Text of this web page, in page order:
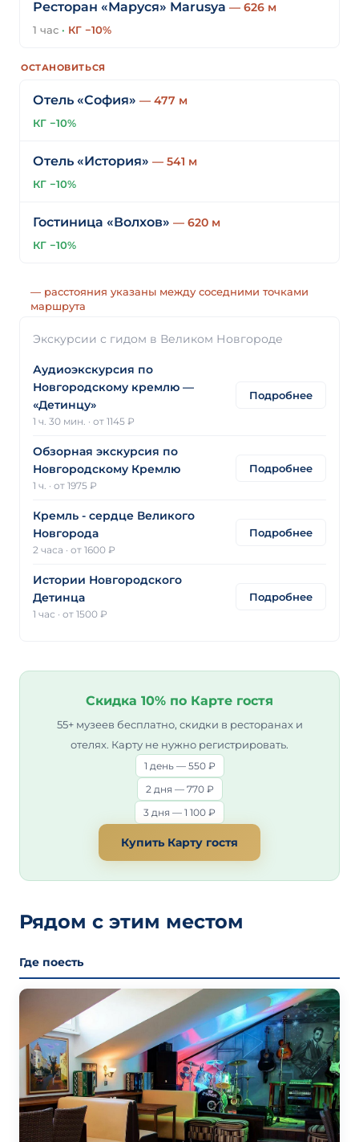
Ресторан «Маруся» Marusya — 626 м
1 час · КГ −10%
ОСТАНОВИТЬСЯ
Отель «София» — 477 м
КГ −10%
Отель «История» — 541 м
КГ −10%
Гостиница «Волхов» — 620 м
КГ −10%
— расстояния указаны между соседними точками
маршрута
Экскурсии с гидом в Великом Новгороде
Аудиоэкскурсия по
Новгородскому кремлю —
«Детинцу»
1 ч. 30 мин. · от 1145 ₽
Подробнее
Обзорная экскурсия по
Новгородскому Кремлю
1 ч. · от 1975 ₽
Подробнее
Кремль - сердце Великого
Новгорода
2 часа · от 1600 ₽
Подробнее
Истории Новгородского
Детинца
1 час · от 1500 ₽
Подробнее
Скидка 10% по Карте гостя
55+ музеев бесплатно, скидки в ресторанах и
отелях. Карту не нужно регистрировать.
1 день — 550 ₽
2 дня — 770 ₽
3 дня — 1 100 ₽
Купить Карту гостя
Рядом с этим местом
Где поесть